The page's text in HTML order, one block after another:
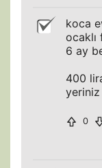
koca
ocaklı
6 ay
400
yeriniz
0